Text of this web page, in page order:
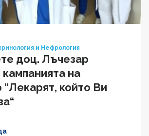
и Нефрология
доц. Лъчезар
на
“Лекарят, който Ви